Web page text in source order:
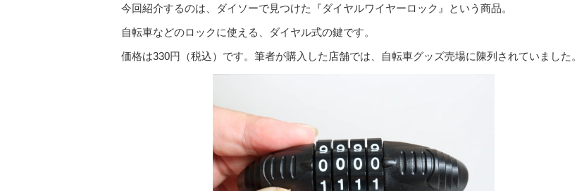
今回紹介するのは、ダイソーで見つけた『ダイヤルワイヤーロック』という商品。
自転車などのロックに使える、ダイヤル式の鍵です。
価格は330円（税込）です。筆者が購入した店舗では、自転車グッズ売場に陳列されていました。